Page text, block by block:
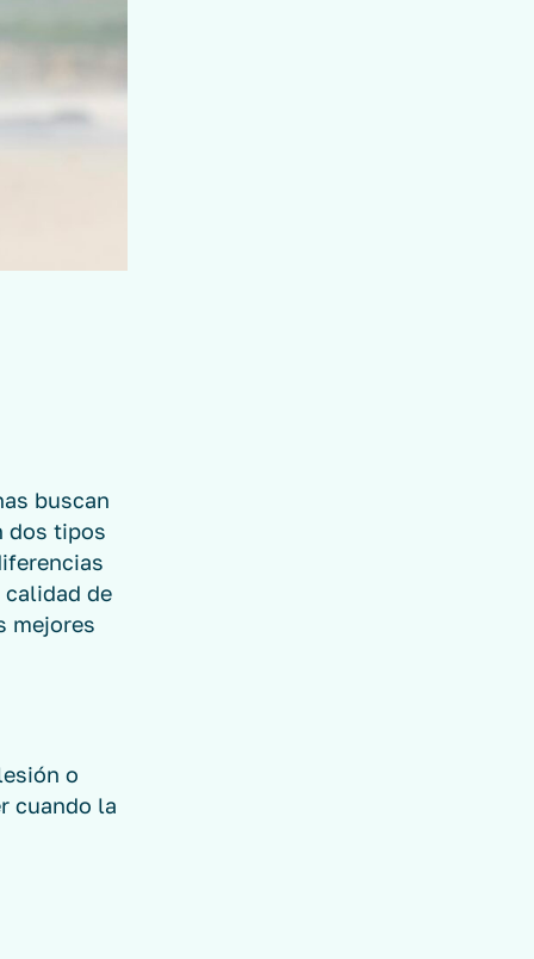
buscan
dos tipos
de
mejores
o
cuando la